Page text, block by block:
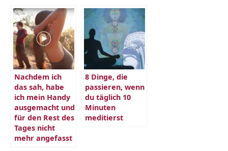
Nachdem ich
das sah, habe
ich mein Handy
ausgemacht und
für den Rest des
Tages nicht
mehr angefasst
8 Dinge, die
passieren, wenn
du täglich 10
Minuten
meditierst